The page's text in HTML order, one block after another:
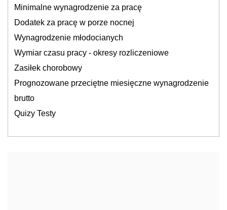
Minimalne wynagrodzenie za pracę
Dodatek za pracę w porze nocnej
Wynagrodzenie młodocianych
Wymiar czasu pracy - okresy rozliczeniowe
Zasiłek chorobowy
Prognozowane przeciętne miesięczne wynagrodzenie
brutto
Quizy Testy